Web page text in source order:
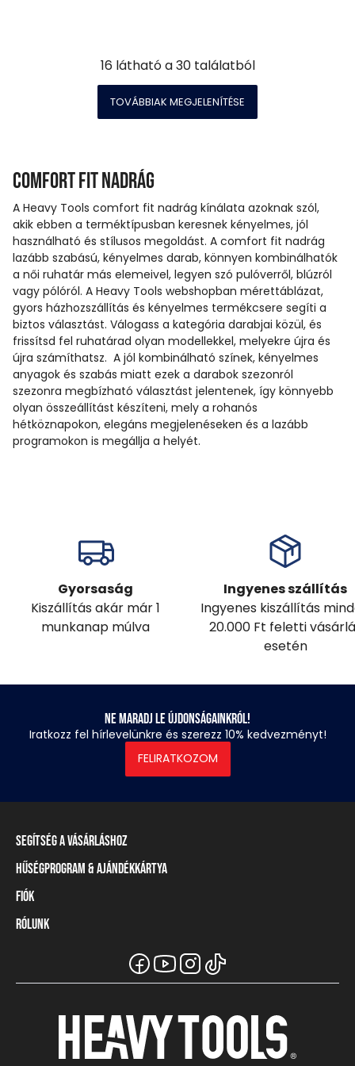
16 látható a30találatból
TOVÁBBIAK MEGJELENÍTÉSE
Comfort fit nadrág
A Heavy Tools comfort fit nadrág kínálata azoknak szól,
akik ebben a terméktípusban keresnek kényelmes, jól
használható és stílusos megoldást. A comfort fit nadrág
lazább szabású, kényelmes darab, könnyen kombinálhatók
a női ruhatár más elemeivel, legyen szó pulóverről, blúzról
vagy pólóról. A Heavy Tools webshopban mérettáblázat,
gyors házhozszállítás és kényelmes termékcsere segíti a
biztos választást. Válogass a kategória darabjai közül, és
frissítsd fel ruhatárad olyan modellekkel, melyekre újra és
újra számíthatsz. A jól kombinálható színek, kényelmes
anyagok és szabás miatt ezek a darabok szezonról
szezonra megbízható választást jelentenek, így könnyebb
olyan összeállítást készíteni, mely a rohanós
hétköznapokon, elegáns megjelenéseken és a lazább
programokon is megállja a helyét.
Gyorsaság
Kiszállítás akár már 1
munkanap múlva
Ingyenes szállítás
Ingyenes kiszállítás
20.000 Ft feletti
esetén
Ne maradj le újdonságainkról!
Iratkozz fel hírlevelünkre és szerezz 10% kedvezményt!
FELIRATKOZOM
Segítség a vásárláshoz
Szállítási információ
Fizetési módok
Mérettáblázat
Üzleteink és viszonteladók
Gyakori kérdések (GYIK)
Hűségprogram & Ajándékkártya
Törzsvásárlói program
Ajándékkártya
Fiók
Belépés / Regisztráció
Rólunk
A Heavy Tools márka
Viszonteladói információ
Széchenyi Terv Plusz